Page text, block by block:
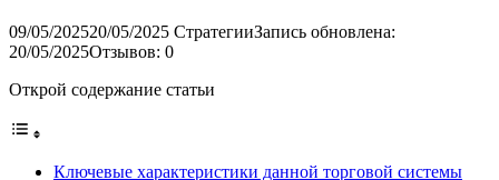
09/05/202520/05/2025 СтратегииЗапись обновлена:
20/05/2025Отзывов: 0
Открой содержание статьи
Ключевые характеристики данной торговой системы